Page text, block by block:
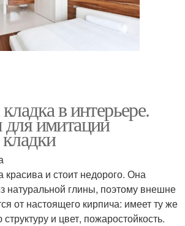
в интерьере.
имитации
красива и стоит недорого. Она
натуральной глины, поэтому внешне
от настоящего кирпича: имеет ту же
и цвет, пожаростойкость.